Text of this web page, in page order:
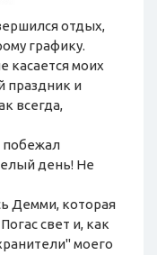
отдых,
графику.
касается моих
праздник и
всегда,
побежал
день! Не
Демми, которая
свет и, как
моего